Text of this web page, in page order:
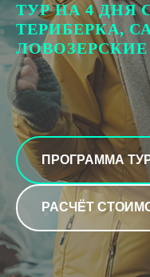
ТУР НА 4 ДНЯ
ТЕРИБЕРКА,
ПРОГРАММА
РАСЧЁТ